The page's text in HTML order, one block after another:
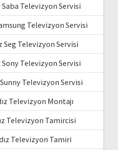
Televizyon Servisi
Televizyon Servisi
Seg Televizyon Servisi
Televizyon Servisi
Televizyon Servisi
Televizyon Montajı
Televizyon Tamircisi
Televizyon Tamiri